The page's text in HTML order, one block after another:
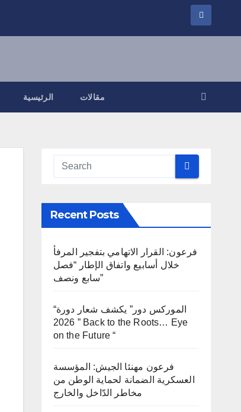
الرئيسية مقالات
Recent Posts
فرعون: القرار الاتهامي بتفجير المرفأ
خلال أسابيع واتفاق الإطار “فصل
سابع ونصف”
“الموركس دور” يكشف شعار دورة
2026 ” Back to the Roots… Eye
on the Future “
فرعون مهنئا الجيش: المؤسسة
العسكرية الضمانة لحماية الوطن من
مخاطر الدّاخل والخارج